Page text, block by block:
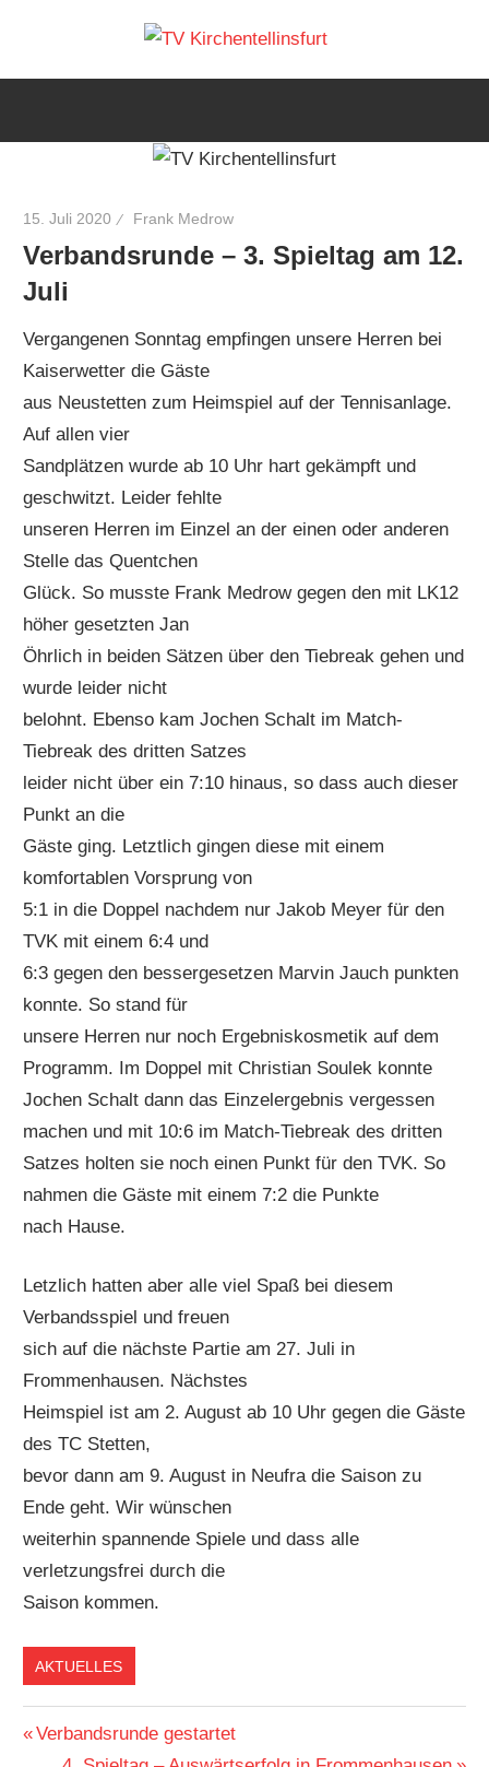
springen
15. Juli 2020 Frank Medrow
Verbandsrunde – 3. Spieltag am 12.
Juli
Vergangenen Sonntag empfingen unsere Herren bei
Kaiserwetter die Gäste
aus Neustetten zum Heimspiel auf der Tennisanlage.
Auf allen vier
Sandplätzen wurde ab 10 Uhr hart gekämpft und
geschwitzt. Leider fehlte
unseren Herren im Einzel an der einen oder anderen
Stelle das Quentchen
Glück. So musste Frank Medrow gegen den mit LK12
höher gesetzten Jan
Öhrlich in beiden Sätzen über den Tiebreak gehen und
wurde leider nicht
belohnt. Ebenso kam Jochen Schalt im Match-
Tiebreak des dritten Satzes
leider nicht über ein 7:10 hinaus, so dass auch dieser
Punkt an die
Gäste ging. Letztlich gingen diese mit einem
komfortablen Vorsprung von
5:1 in die Doppel nachdem nur Jakob Meyer für den
TVK mit einem 6:4 und
6:3 gegen den bessergesetzen Marvin Jauch punkten
konnte. So stand für
unsere Herren nur noch Ergebniskosmetik auf dem
Programm. Im Doppel mit Christian Soulek konnte
Jochen Schalt dann das Einzelergebnis vergessen
machen und mit 10:6 im Match-Tiebreak des dritten
Satzes holten sie noch einen Punkt für den TVK. So
nahmen die Gäste mit einem 7:2 die Punkte
nach Hause.
Letzlich hatten aber alle viel Spaß bei diesem
Verbandsspiel und freuen
sich auf die nächste Partie am 27. Juli in
Frommenhausen. Nächstes
Heimspiel ist am 2. August ab 10 Uhr gegen die Gäste
des TC Stetten,
bevor dann am 9. August in Neufra die Saison zu
Ende geht. Wir wünschen
weiterhin spannende Spiele und dass alle
verletzungsfrei durch die
Saison kommen.
AKTUELLES
Beitragsnavigation
Vorheriger
Verbandsrunde gestartet